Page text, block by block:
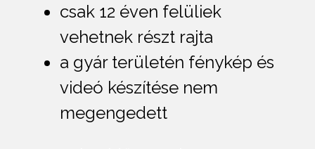
csak 12 éven felüliek
vehetnek részt rajta
a gyár területén fénykép és
videó készítése nem
megengedett